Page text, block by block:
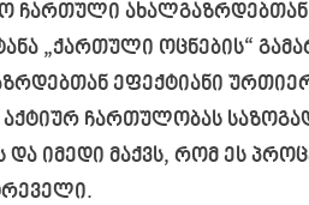
ჩართული ახალგაზრდებთან
„ქართული ოცნების“
ეფექტიანი
ჩართულობას
და იმედი მაქვს, რომ ეს